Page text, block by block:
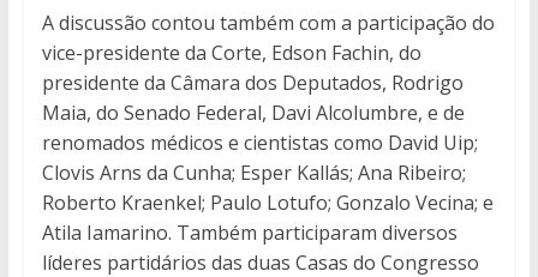
A discussão contou também com a participação do
vice-presidente da Corte, Edson Fachin, do
presidente da Câmara dos Deputados, Rodrigo
Maia, do Senado Federal, Davi Alcolumbre, e de
renomados médicos e cientistas como David Uip;
Clovis Arns da Cunha; Esper Kallás; Ana Ribeiro;
Roberto Kraenkel; Paulo Lotufo; Gonzalo Vecina; e
Atila Iamarino. Também participaram diversos
líderes partidários das duas Casas do Congresso